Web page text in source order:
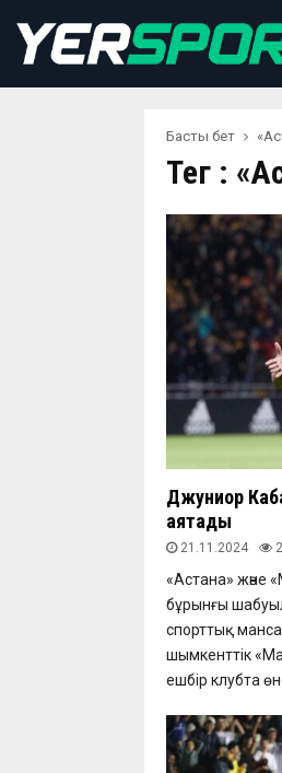
Басты бет
Тег :
Джуниор
аяқтады
21.11.2024
«Астана» және
бұрынғы
спорттық
шымкенттік
ешбір клубта